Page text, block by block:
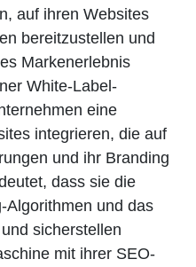
auf ihren Websites
bereitzustellen und
Markenerlebnis
White-Label-
eine
integrieren, die auf
und ihr Branding
dass sie die
Algorithmen und das
sicherstellen
mit ihrer SEO-